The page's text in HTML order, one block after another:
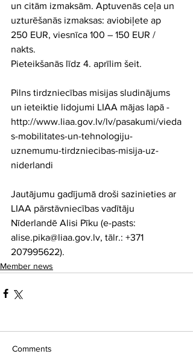
un citām izmaksām. Aptuvenās ceļa un
uzturēšanās izmaksas: aviobiļete ap
250 EUR, viesnīca 100 – 150 EUR /
nakts.
Pieteikšanās līdz 4. aprīlim šeit.
Pilns tirdzniecības misijas sludinājums
un ieteiktie lidojumi LIAA mājas lapā -
http://www.liaa.gov.lv/lv/pasakumi/vieda
s-mobilitates-un-tehnologiju-
uznemumu-tirdzniecibas-misija-uz-
niderlandi
Jautājumu gadījumā droši sazinieties ar
LIAA pārstāvniecības vadītāju
Nīderlandē Alisi Pīku (e-pasts:
alise.pika@liaa.gov.lv, tālr.: +371
207995622).
Member news
Comments